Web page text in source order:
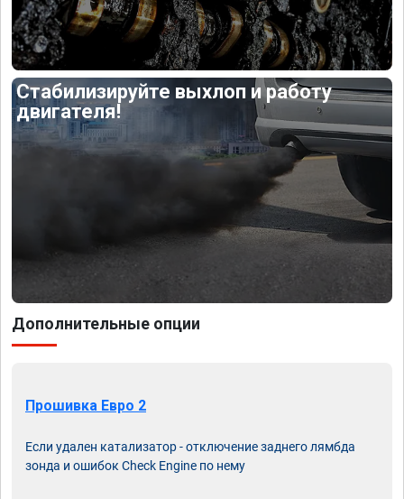
Стабилизируйте выхлоп и работу
двигателя!
Дополнительные опции
Прошивка Евро 2
Если удален катализатор - отключение заднего лямбда
зонда и ошибок Check Engine по нему